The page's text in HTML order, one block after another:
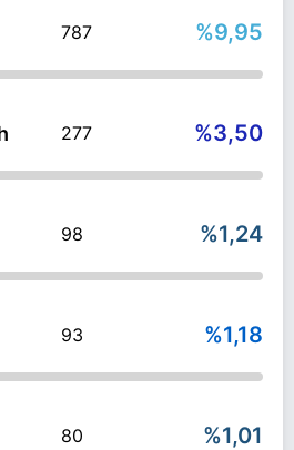
787 %9,95
277 %3,50
98 %1,24
93 %1,18
80 %1,01